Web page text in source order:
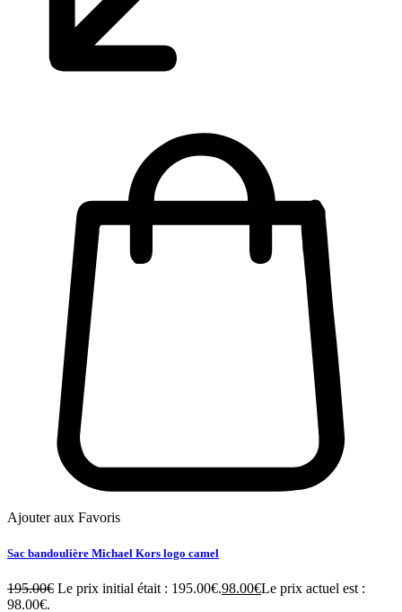
Ajouter aux Favoris
Sac bandoulière Michael Kors logo camel
195.00€ Le prix initial était : 195.00€.98.00€Le prix actuel est :
98.00€.